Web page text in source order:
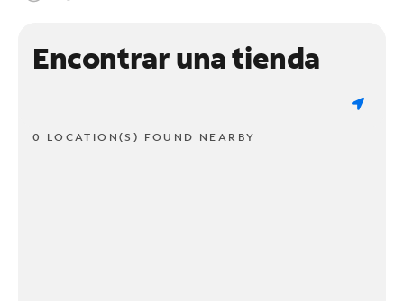
Encontrar una tienda
0 LOCATION(S) FOUND NEARBY